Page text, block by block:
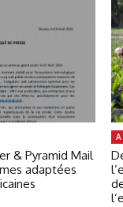
& Pyramid Mail
adaptées